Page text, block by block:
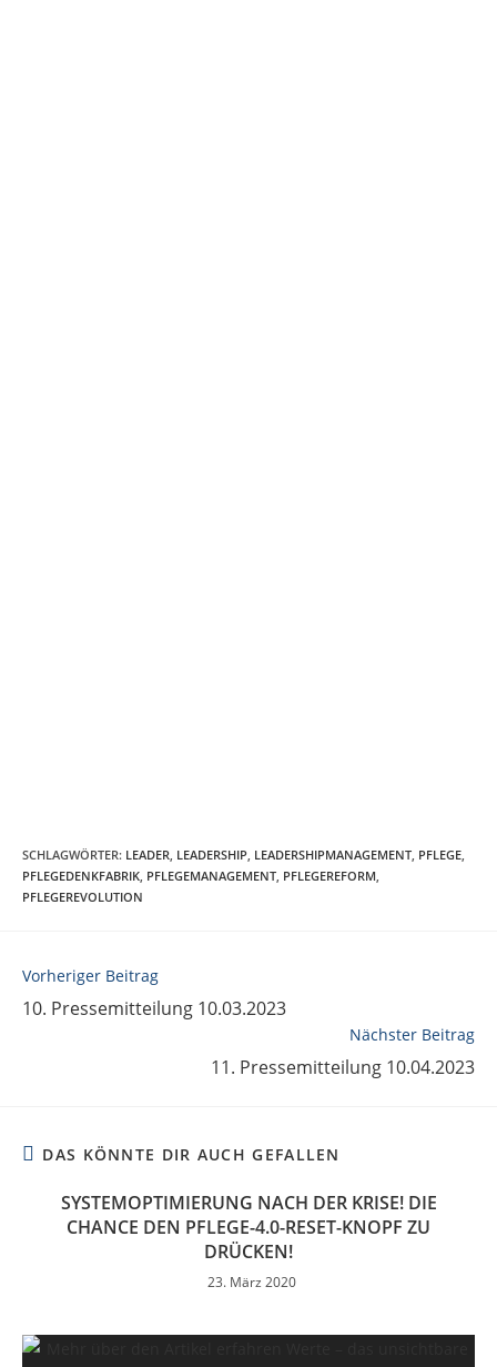
SCHLAGWÖRTER: LEADER, LEADERSHIP, LEADERSHIPMANAGEMENT, PFLEGE,
PFLEGEDENKFABRIK, PFLEGEMANAGEMENT, PFLEGEREFORM,
PFLEGEREVOLUTION
Vorheriger Beitrag
10. Pressemitteilung 10.03.2023
Nächster Beitrag
11. Pressemitteilung 10.04.2023
DAS KÖNNTE DIR AUCH GEFALLEN
SYSTEMOPTIMIERUNG NACH DER KRISE! DIE
CHANCE DEN PFLEGE-4.0-RESET-KNOPF ZU
DRÜCKEN!
23. März 2020